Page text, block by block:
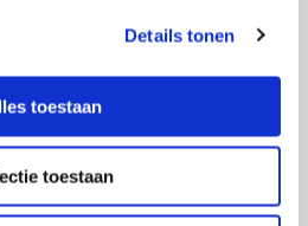
Details tonen
toestaan
toestaan
Maar ja, de nieuwe Scirocco
soort Duitse Volvo C30. Dus
kochten deze sportcoupé niet,
van Chrysler in 2011 de